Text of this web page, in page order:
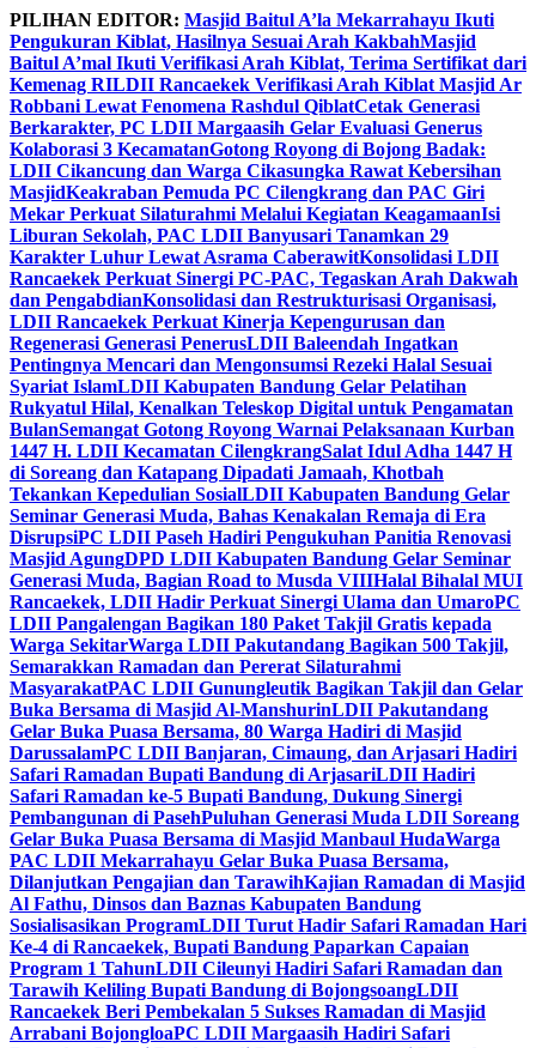
Skip
to
content
PILIHAN EDITOR: Masjid Baitul A’la Mekarrahayu Ikuti
Pengukuran Kiblat, Hasilnya Sesuai Arah KakbahMasjid
Baitul A’mal Ikuti Verifikasi Arah Kiblat, Terima Sertifikat dari
Kemenag RILDII Rancaekek Verifikasi Arah Kiblat Masjid Ar
Robbani Lewat Fenomena Rashdul QiblatCetak Generasi
Berkarakter, PC LDII Margaasih Gelar Evaluasi Generus
Kolaborasi 3 KecamatanGotong Royong di Bojong Badak:
LDII Cikancung dan Warga Cikasungka Rawat Kebersihan
MasjidKeakraban Pemuda PC Cilengkrang dan PAC Giri
Mekar Perkuat Silaturahmi Melalui Kegiatan KeagamaanIsi
Liburan Sekolah, PAC LDII Banyusari Tanamkan 29
Karakter Luhur Lewat Asrama CaberawitKonsolidasi LDII
Rancaekek Perkuat Sinergi PC-PAC, Tegaskan Arah Dakwah
dan PengabdianKonsolidasi dan Restrukturisasi Organisasi,
LDII Rancaekek Perkuat Kinerja Kepengurusan dan
Regenerasi Generasi PenerusLDII Baleendah Ingatkan
Pentingnya Mencari dan Mengonsumsi Rezeki Halal Sesuai
Syariat IslamLDII Kabupaten Bandung Gelar Pelatihan
Rukyatul Hilal, Kenalkan Teleskop Digital untuk Pengamatan
BulanSemangat Gotong Royong Warnai Pelaksanaan Kurban
1447 H. LDII Kecamatan CilengkrangSalat Idul Adha 1447 H
di Soreang dan Katapang Dipadati Jamaah, Khotbah
Tekankan Kepedulian SosialLDII Kabupaten Bandung Gelar
Seminar Generasi Muda, Bahas Kenakalan Remaja di Era
DisrupsiPC LDII Paseh Hadiri Pengukuhan Panitia Renovasi
Masjid AgungDPD LDII Kabupaten Bandung Gelar Seminar
Generasi Muda, Bagian Road to Musda VIIIHalal Bihalal MUI
Rancaekek, LDII Hadir Perkuat Sinergi Ulama dan UmaroPC
LDII Pangalengan Bagikan 180 Paket Takjil Gratis kepada
Warga SekitarWarga LDII Pakutandang Bagikan 500 Takjil,
Semarakkan Ramadan dan Pererat Silaturahmi
MasyarakatPAC LDII Gunungleutik Bagikan Takjil dan Gelar
Buka Bersama di Masjid Al-ManshurinLDII Pakutandang
Gelar Buka Puasa Bersama, 80 Warga Hadiri di Masjid
DarussalamPC LDII Banjaran, Cimaung, dan Arjasari Hadiri
Safari Ramadan Bupati Bandung di ArjasariLDII Hadiri
Safari Ramadan ke-5 Bupati Bandung, Dukung Sinergi
Pembangunan di PasehPuluhan Generasi Muda LDII Soreang
Gelar Buka Puasa Bersama di Masjid Manbaul HudaWarga
PAC LDII Mekarrahayu Gelar Buka Puasa Bersama,
Dilanjutkan Pengajian dan TarawihKajian Ramadan di Masjid
Al Fathu, Dinsos dan Baznas Kabupaten Bandung
Sosialisasikan ProgramLDII Turut Hadir Safari Ramadan Hari
Ke-4 di Rancaekek, Bupati Bandung Paparkan Capaian
Program 1 TahunLDII Cileunyi Hadiri Safari Ramadan dan
Tarawih Keliling Bupati Bandung di BojongsoangLDII
Rancaekek Beri Pembekalan 5 Sukses Ramadan di Masjid
Arrabani BojongloaPC LDII Margaasih Hadiri Safari